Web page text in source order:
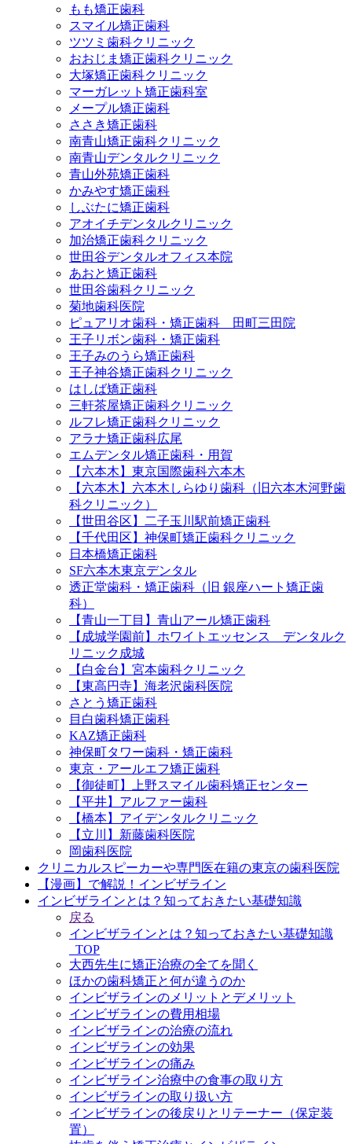
もも矯正歯科
スマイル矯正歯科
ツツミ歯科クリニック
おおじま矯正歯科クリニック
大塚矯正歯科クリニック
マーガレット矯正歯科室
メープル矯正歯科
ささき矯正歯科
南青山矯正歯科クリニック
南青山デンタルクリニック
青山外苑矯正歯科
かみやす矯正歯科
しぶたに矯正歯科
アオイチデンタルクリニック
加治矯正歯科クリニック
世田谷デンタルオフィス本院
あおと矯正歯科
世田谷歯科クリニック
菊地歯科医院
ピュアリオ歯科・矯正歯科 田町三田院
王子リボン歯科・矯正歯科
王子みのうら矯正歯科
王子神谷矯正歯科クリニック
はしば矯正歯科
三軒茶屋矯正歯科クリニック
ルフレ矯正歯科クリニック
アラナ矯正歯科広尾
エムデンタル矯正歯科・用賀
【六本木】東京国際歯科六本木
【六本木】六本木しらゆり歯科（旧六本木河野歯
科クリニック）
【世田谷区】二子玉川駅前矯正歯科
【千代田区】神保町矯正歯科クリニック
日本橋矯正歯科
SF六本木東京デンタル
透正堂歯科・矯正歯科（旧 銀座ハート矯正歯
科）
【青山一丁目】青山アール矯正歯科
【成城学園前】ホワイトエッセンス デンタルク
リニック成城
【白金台】宮本歯科クリニック
【東高円寺】海老沢歯科医院
さとう矯正歯科
目白歯科矯正歯科
KAZ矯正歯科
神保町タワー歯科・矯正歯科
東京・アールエフ矯正歯科
【御徒町】上野スマイル歯科矯正センター
【平井】アルファー歯科
【橋本】アイデンタルクリニック
【立川】新藤歯科医院
岡歯科医院
クリニカルスピーカーや専門医在籍の東京の歯科医院
【漫画】で解説！インビザライン
インビザラインとは？知っておきたい基礎知識
戻る
インビザラインとは？知っておきたい基礎知識
_TOP
大西先生に矯正治療の全てを聞く
ほかの歯科矯正と何が違うのか
インビザラインのメリットとデメリット
インビザラインの費用相場
インビザラインの治療の流れ
インビザラインの効果
インビザラインの痛み
インビザライン治療中の食事の取り方
インビザラインの取り扱い方
インビザラインの後戻りとリテーナー（保定装
置）